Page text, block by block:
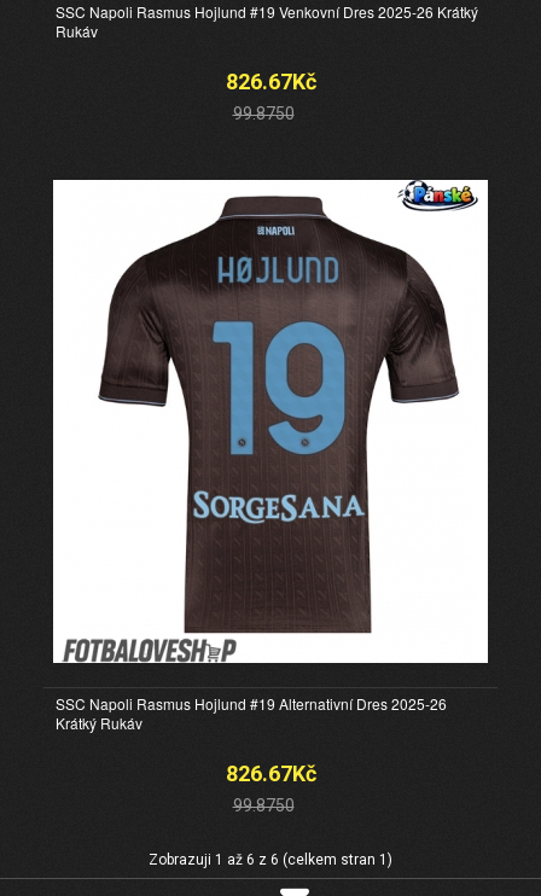
SSC Napoli Rasmus Hojlund #19 Venkovní Dres 2025-26 Krátký
Rukáv
826.67Kč
99.8750
SSC Napoli Rasmus Hojlund #19 Alternativní Dres 2025-26
Krátký Rukáv
826.67Kč
99.8750
Zobrazuji 1 až 6 z 6 (celkem stran 1)